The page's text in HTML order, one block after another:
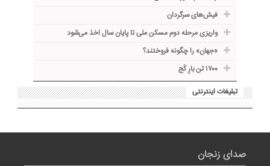
فیش‌های سرگردان
واریزی مرحله دوم مسکن ملی تا پایان سال اخذ می‌شود
«جهان» را چگونه فروختند؟
۱۷۰۰ تن بارِ کَج
تبلیغات اینترنتی
صدای زنجان